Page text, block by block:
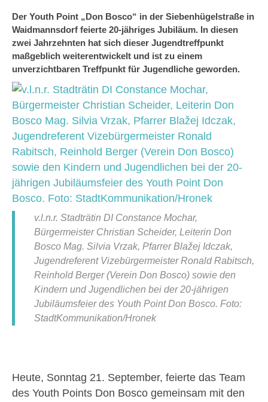
Der Youth Point „Don Bosco“ in der Siebenhügelstraße in
Waidmannsdorf feierte 20-jähriges Jubiläum. In diesen
zwei Jahrzehnten hat sich dieser Jugendtreffpunkt
maßgeblich weiterentwickelt und ist zu einem
unverzichtbaren Treffpunkt für Jugendliche geworden.
v.l.n.r. Stadträtin DI Constance Mochar,
Bürgermeister Christian Scheider, Leiterin Don
Bosco Mag. Silvia Vrzak, Pfarrer Blažej Idczak,
Jugendreferent Vizebürgermeister Ronald Rabitsch,
Reinhold Berger (Verein Don Bosco) sowie den
Kindern und Jugendlichen bei der 20-jährigen
Jubiläumsfeier des Youth Point Don Bosco. Foto:
StadtKommunikation/Hronek
Heute, Sonntag 21. September, feierte das Team
des Youth Points Don Bosco gemeinsam mit den